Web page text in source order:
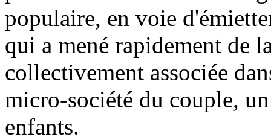
populaire, en voie
qui a mené rapidement de
collectivement associée
micro-société du couple,
enfants.